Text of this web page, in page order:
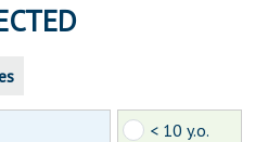
< 10 y.o.